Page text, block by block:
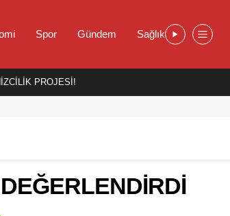
Spor Gündem Sağlık
PROJESİ!